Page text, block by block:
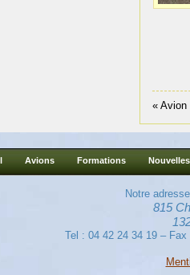
« Avion
Avions Formations Nouvelles
Notre
815
Tel : 04 42 24 34 19 –